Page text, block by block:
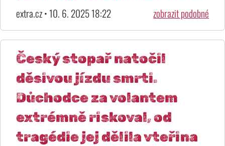
extra.cz • 10. 6. 2025 18:22 zobrazit podobné
Český stopař natočil
děsivou jízdu smrti.
Důchodce za volantem
extrémně riskoval, od
tragédie jej dělila vteřina